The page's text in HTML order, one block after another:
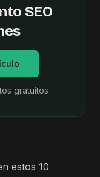
SEO
gratuitos
estos 10